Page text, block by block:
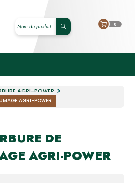
0
AGRI-POWER
AGRI-POWER
DE
AGRI-POWER